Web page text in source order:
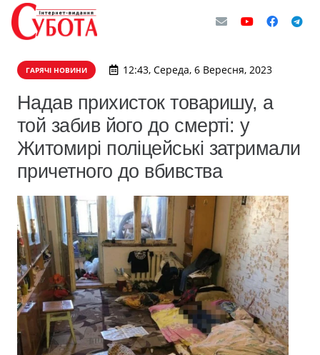
ГАРЯЧІ НОВИНИ 12:43, Середа, 6 Вересня, 2023
Надав прихисток товаришу, а
той забив його до смерті: у
Житомирі поліцейські затримали
причетного до вбивства